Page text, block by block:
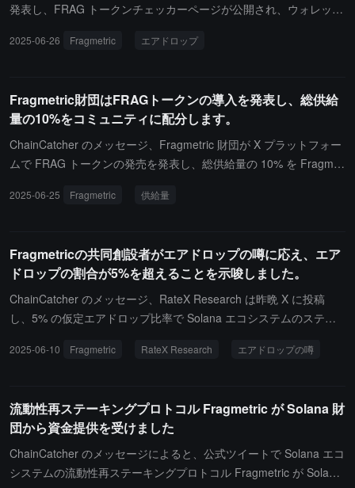
発表し、FRAG トークンチェッカーページが公開され、ウォレット
認できるようになりました。
2025-06-26 Fragmetric エアドロップ
Fragmetric財団はFRAGトークンの導入を発表し、総供給
量の10%をコミュニティに配分します。
ChainCatcher のメッセージ、Fragmetric 財団が X プラットフォー
ムで FRAG トークンの発売を発表し、総供給量の 10% を Fragmet
季のエアドロップは以下のユーザーカテゴリーに重点を置いていま
預けたユーザー；コミュニティ参加者（例：Discord、DRiP）；TO
PU, Inc. と Mad Lads の保有者。
2025-06-25 Fragmetric 供給量
Fragmetricの共同創設者がエアドロップの噂に応え、エア
ドロップの割合が5%を超えることを示唆しました。
ChainCatcher のメッセージ、RateX Research は昨晩 X に投稿
し、5% の仮定エアドロップ比率で Solana エコシステムのステー
計算しました。これに対し、Fragmetric の共同創設者 sang.sol は
2025-06-10 Fragmetric RateX Research エアドロップの噂
流動性再ステーキングプロトコル Fragmetric が Solana 財
団から資金提供を受けました
ChainCatcher のメッセージによると、公式ツイートで Solana エコ
システムの流動性再ステーキングプロトコル Fragmetric が Solana